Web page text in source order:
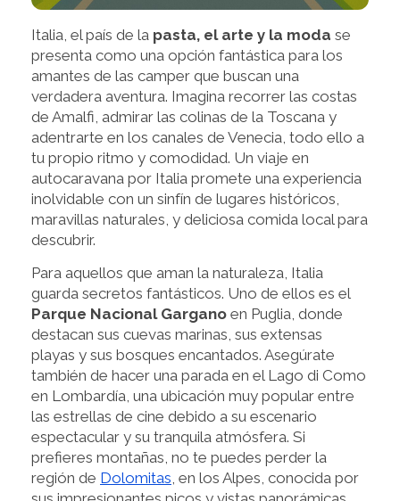
Italia, el país de la pasta, el arte y la moda se
presenta como una opción fantástica para los
amantes de las camper que buscan una
verdadera aventura. Imagina recorrer las costas
de Amalfi, admirar las colinas de la Toscana y
adentrarte en los canales de Venecia, todo ello a
tu propio ritmo y comodidad. Un viaje en
autocaravana por Italia promete una experiencia
inolvidable con un sinfín de lugares históricos,
maravillas naturales, y deliciosa comida local para
descubrir.
Para aquellos que aman la naturaleza, Italia
guarda secretos fantásticos. Uno de ellos es el
Parque Nacional Gargano en Puglia, donde
destacan sus cuevas marinas, sus extensas
playas y sus bosques encantados. Asegúrate
también de hacer una parada en el Lago di Como
en Lombardía, una ubicación muy popular entre
las estrellas de cine debido a su escenario
espectacular y su tranquila atmósfera. Si
prefieres montañas, no te puedes perder la
región de Dolomitas, en los Alpes, conocida por